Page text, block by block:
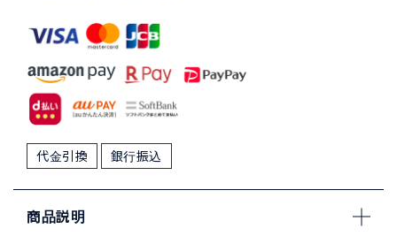
代金引換 銀行振込
商品説明